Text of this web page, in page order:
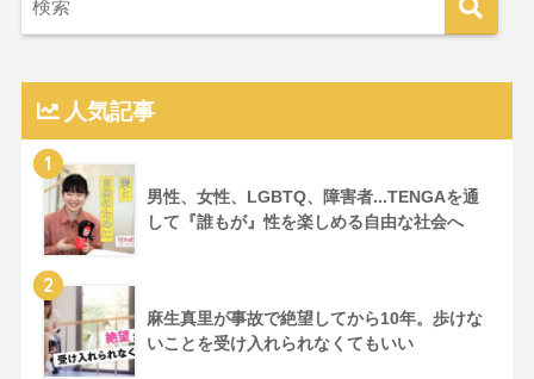
人気記事
1
男性、女性、LGBTQ、障害者...TENGAを通
して『誰もが』性を楽しめる自由な社会へ
2
麻生真里が事故で絶望してから10年。歩けな
いことを受け入れられなくてもいい